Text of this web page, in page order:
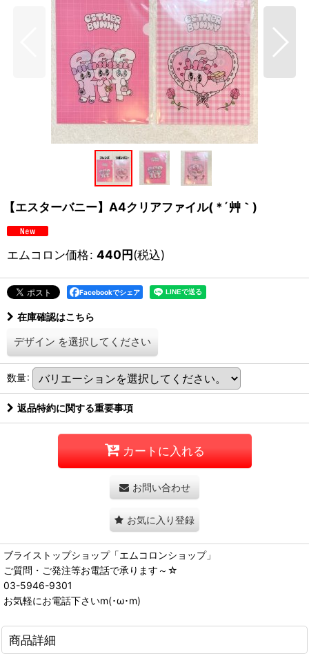
【エスターバニー】A4クリアファイル( *´艸｀)
エムコロン価格: 440円(税込)
Facebookでシェア
在庫確認はこちら
デザイン を選択してください
数量:
返品特約に関する重要事項
カートに入れる
お問い合わせ
お気に入り登録
ブライストップショップ「エムコロンショップ」
ご質問・ご発注等お電話で承ります～☆
03-5946-9301
お気軽にお電話下さいm(･ω･m)
商品詳細